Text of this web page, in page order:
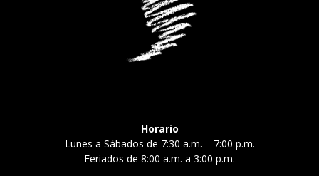
Horario
Lunes a Sábados de 7:30 a.m. – 7:00 p.m.
Feriados de 8:00 a.m. a 3:00 p.m.